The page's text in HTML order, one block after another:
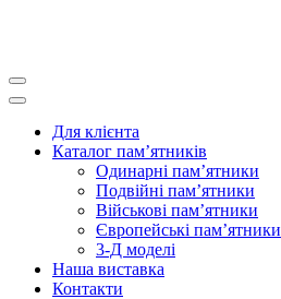
Для клієнта
Каталог пам’ятників
Одинарні пам’ятники
Подвійні пам’ятники
Військові пам’ятники
Європейські пам’ятники
3-Д моделі
Наша виставка
Контакти